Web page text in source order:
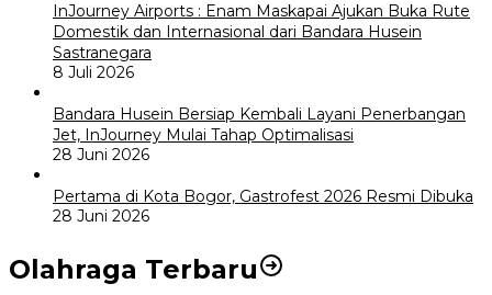
InJourney Airports : Enam Maskapai Ajukan Buka Rute
Domestik dan Internasional dari Bandara Husein
Sastranegara
8 Juli 2026
Bandara Husein Bersiap Kembali Layani Penerbangan
Jet, InJourney Mulai Tahap Optimalisasi
28 Juni 2026
Pertama di Kota Bogor, Gastrofest 2026 Resmi Dibuka
28 Juni 2026
Olahraga Terbaru